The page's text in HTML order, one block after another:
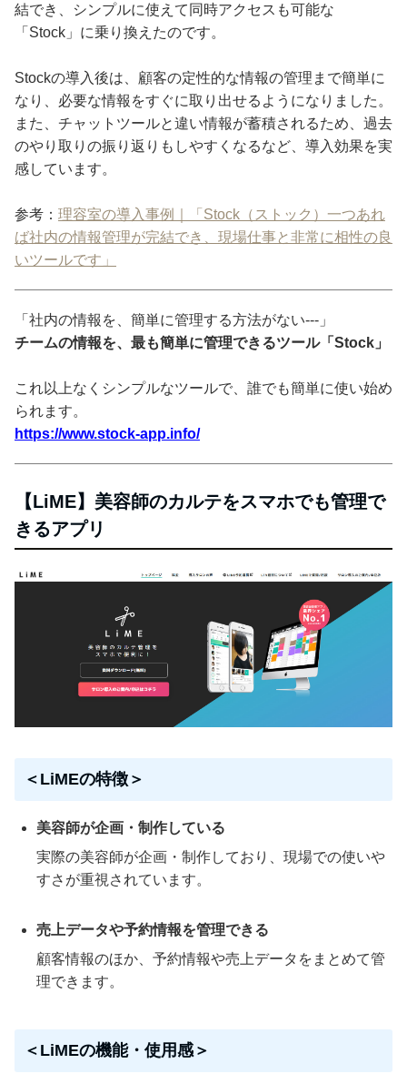
結でき、シンプルに使えて同時アクセスも可能な
「Stock」に乗り換えたのです。
Stockの導入後は、顧客の定性的な情報の管理まで簡単に
なり、必要な情報をすぐに取り出せるようになりました。
また、チャットツールと違い情報が蓄積されるため、過去
のやり取りの振り返りもしやすくなるなど、導入効果を実
感しています。
参考： 理容室の導入事例｜「Stock（ストック）一つあれ
ば社内の情報管理が完結でき、現場仕事と非常に相性の良
いツールです」
「社内の情報を、簡単に管理する方法がない---」
チームの情報を、最も簡単に管理できるツール「Stock」
これ以上なくシンプルなツールで、誰でも簡単に使い始め
られます。
https://www.stock-app.info/
【LiME】美容師のカルテをスマホでも管理で
きるアプリ
＜LiMEの特徴＞
美容師が企画・制作している
実際の美容師が企画・制作しており、現場での使いや
すさが重視されています。
売上データや予約情報を管理できる
顧客情報のほか、予約情報や売上データをまとめて管
理できます。
＜LiMEの機能・使用感＞